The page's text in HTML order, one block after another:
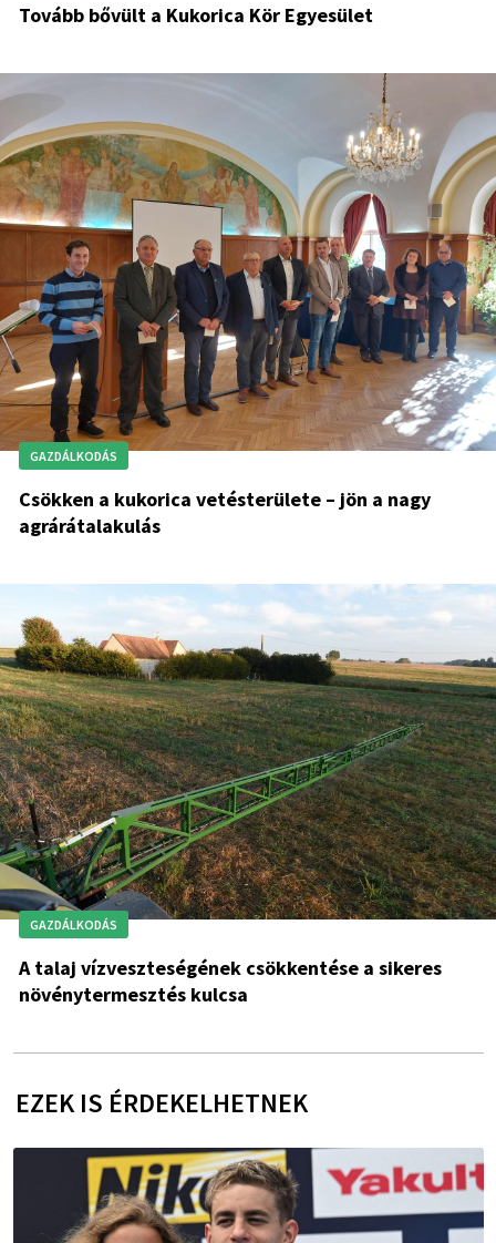
Tovább bővült a Kukorica Kör Egyesület
GAZDÁLKODÁS
Csökken a kukorica vetésterülete – jön a nagy
agrárátalakulás
GAZDÁLKODÁS
A talaj vízveszteségének csökkentése a sikeres
növénytermesztés kulcsa
EZEK IS ÉRDEKELHETNEK